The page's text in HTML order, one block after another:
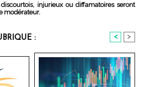
injurieux ou diffamatoires seront
modérateur.
: < >